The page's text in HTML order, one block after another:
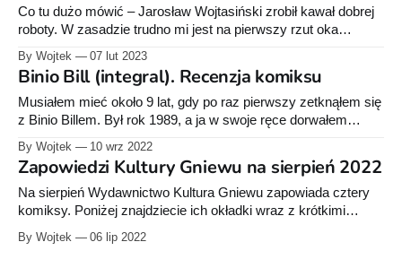
Co tu dużo mówić – Jarosław Wojtasiński zrobił kawał dobrej
roboty. W zasadzie trudno mi jest na pierwszy rzut oka
odróżnić jego rysunki od oryginalnych plansz Jerzego
Wróblewskiego. Nie jestem malkontentem, więc nie będę
czepiał się detali (ale mam kilka ogólnych uwag do komiksu, o
czym poniżej). Album „Binio Bill – Nadal
By Wojtek 07 lut 2023
Binio Bill (integral). Recenzja komiksu
Musiałem mieć około 9 lat, gdy po raz pierwszy zetknąłem się
z Binio Billem. Był rok 1989, a ja w swoje ręce dorwałem
„Świat Młodych”, w którym pojawił się komiks „Binio Bill i 100
karabinów”. Wyciąłem z gazety ostatnią stronę z komiksem i
wkleiłem ją do zeszytu, gdzie później systematycznie
By Wojtek 10 wrz 2022
Zapowiedzi Kultury Gniewu na sierpień 2022
Na sierpień Wydawnictwo Kultura Gniewu zapowiada cztery
komiksy. Poniżej znajdziecie ich okładki wraz z krótkimi
opisami i szczegółami. Komiksy ukażą się 17 sierpnia. BINIO
BILL Scenariusz: Jerzy Wróblewski Rysunki: Jerzy
By Wojtek 06 lip 2022